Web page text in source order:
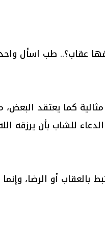
عقاب؟.. طب اسأل
كما يعتقد
للشاب بأن يرزقه
بالعقاب أو الرضا،